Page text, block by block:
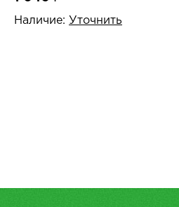
Наличие: Уточнить